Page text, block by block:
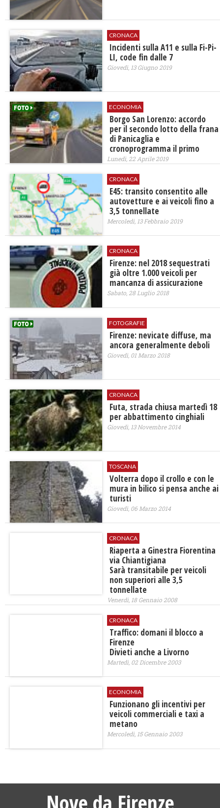
CRONACA
Incidenti sulla A11 e sulla Fi-Pi-
LI, code fin dalle 7
Giovedì, 13 Giugno 2019
ECONOMIA
Borgo San Lorenzo: accordo
per il secondo lotto della frana
di Panicaglia e
cronoprogramma il primo
Lunedì, 22 Aprile 2019
CRONACA
E45: transito consentito alle
autovetture e ai veicoli fino a
3,5 tonnellate
Mercoledì, 13 Febbraio 2019
CRONACA
Firenze: nel 2018 sequestrati
già oltre 1.000 veicoli per
mancanza di assicurazione
Sabato, 28 Luglio 2018
FOTOGRAFIE
Firenze: nevicate diffuse, ma
ancora generalmente deboli
Giovedì, 01 Marzo 2018
CRONACA
Futa, strada chiusa martedì 18
per abbattimento cinghiali
Giovedì, 13 Novembre 2014
TOSCANA
Volterra dopo il crollo e con le
mura in bilico si pensa anche ai
turisti
Giovedì, 06 Marzo 2014
CRONACA
Riaperta a Ginestra Fiorentina
via Chiantigiana
Sarà transitabile per veicoli
non superiori alle 3,5
tonnellate
Venerdì, 18 Gennaio 2008
CRONACA
Traffico: domani il blocco a
Firenze
Divieti anche a Livorno
Martedì, 02 Dicembre 2003
ECONOMIA
Funzionano gli incentivi per
veicoli commerciali e taxi a
metano
Mercoledì, 15 Gennaio 2003
Nove da Firenze